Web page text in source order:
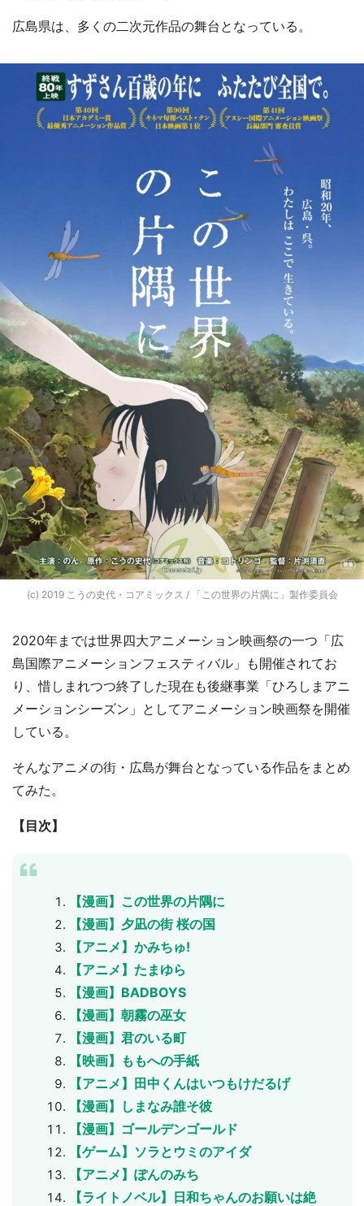
広島県は、多くの二次元作品の舞台となっている。
(c) 2019 こうの史代・コアミックス / 「この世界の片隅に」製作委員会
2020年までは世界四大アニメーション映画祭の一つ「広
島国際アニメーションフェスティバル」も開催されてお
り、惜しまれつつ終了した現在も後継事業「ひろしまアニ
メーションシーズン」としてアニメーション映画祭を開催
している。
そんなアニメの街・広島が舞台となっている作品をまとめ
てみた。
【目次】
【漫画】この世界の片隅に
【漫画】夕凪の街 桜の国
【アニメ】かみちゅ!
【アニメ】たまゆら
【漫画】BADBOYS
【漫画】朝霧の巫女
【漫画】君のいる町
【映画】ももへの手紙
【アニメ】田中くんはいつもけだるげ
【漫画】しまなみ誰そ彼
【漫画】ゴールデンゴールド
【ゲーム】ソラとウミのアイダ
【アニメ】ぽんのみち
【ライトノベル】日和ちゃんのお願いは絶